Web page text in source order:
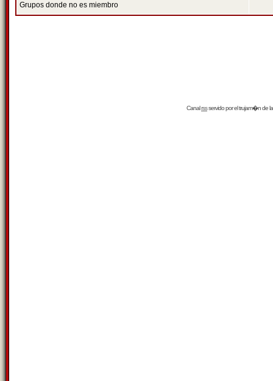
Grupos donde no es miembro
Canalrssservido por eltrujam�nde